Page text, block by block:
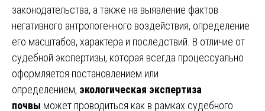
законодательства, а также на выявление фактов
негативного антропогенного воздействия, определение
его масштабов, характера и последствий. В отличие от
судебной экспертизы, которая всегда процессуально
оформляется постановлением или
определением, экологическая экспертиза
почвы может проводиться как в рамках судебного